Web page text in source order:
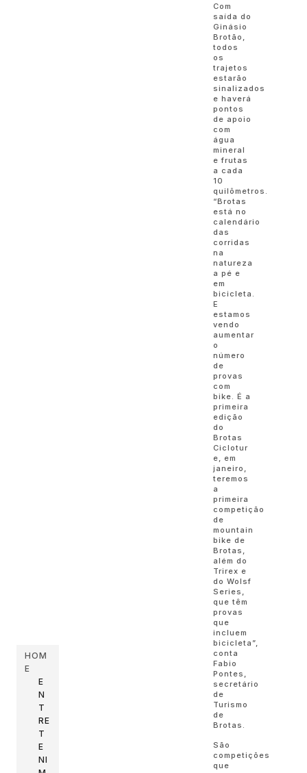
HOM
E
E
N
T
RE
T
E
NI
Com
saída do
Ginásio
Brotão,
todos
os
trajetos
estarão
sinalizados
e haverá
pontos
de apoio
com
água
mineral
e frutas
a cada
10
quilômetros.
“Brotas
está no
calendário
das
corridas
na
natureza
a pé e
em
bicicleta.
E
estamos
vendo
aumentar
o
número
de
provas
com
bike. É a
primeira
edição
do
Brotas
Ciclotur
e, em
janeiro,
teremos
a
primeira
competição
de
mountain
bike de
Brotas,
além do
Trirex e
do Wolsf
Series,
que têm
provas
que
incluem
bicicleta”,
conta
Fabio
Pontes,
secretário
de
Turismo
de
Brotas.
São
competições
que